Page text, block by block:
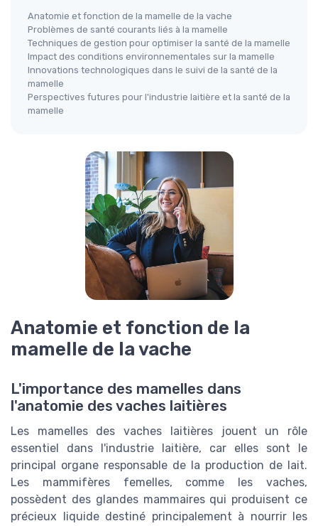
Anatomie et fonction de la mamelle de la vache
Problèmes de santé courants liés à la mamelle
Techniques de gestion pour optimiser la santé de la mamelle
Impact des conditions environnementales sur la mamelle
Innovations technologiques dans le suivi de la santé de la
mamelle
Perspectives futures pour l'industrie laitière et la santé de la
mamelle
Anatomie et fonction de la
mamelle de la vache
L'importance des mamelles dans
l'anatomie des vaches laitières
Les mamelles des vaches laitières jouent un rôle
essentiel dans l'industrie laitière, car elles sont le
principal organe responsable de la production de lait.
Les mammifères femelles, comme les vaches,
possèdent des glandes mammaires qui produisent ce
précieux liquide destiné principalement à nourrir les